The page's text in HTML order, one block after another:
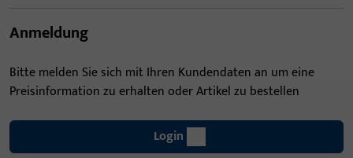
Anmeldung
Bitte melden Sie sich mit Ihren Kundendaten an um eine
Preisinformation zu erhalten oder Artikel zu bestellen
Login